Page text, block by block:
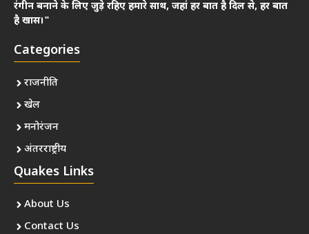
रंगीन बनाने के लिए जुड़े रहिए हमारे साथ, जहां हर बात है दिल से, हर बात
है खास।"
Categories
राजनीति
खेल
मनोरंजन
अंतरराष्ट्रीय
Quakes Links
About Us
Contact Us